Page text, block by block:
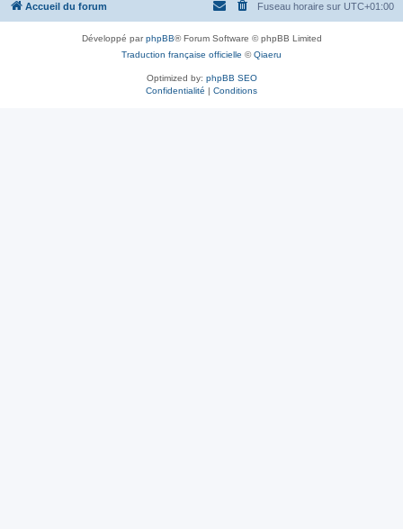
Accueil du forum Fuseau horaire sur UTC+01:00
Développé parphpBB® Forum Software © phpBB Limited
Traduction française officielle ©Qiaeru
Optimized by: phpBB SEO
Confidentialité | Conditions